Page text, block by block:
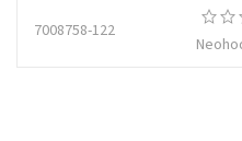
7008758-122